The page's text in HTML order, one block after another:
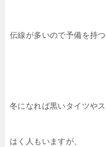
伝線が多いので予備を持つ
冬になれば黒いタイツや
はく人もいますが、